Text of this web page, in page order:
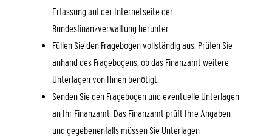
Erfassung auf der Internetseite der
Bundesfinanzverwaltung herunter.
Füllen Sie den Fragebogen vollständig aus. Prüfen Sie
anhand des Fragebogens, ob das Finanzamt weitere
Unterlagen von Ihnen benötigt.
Senden Sie den Fragebogen und eventuelle Unterlagen
an Ihr Finanzamt. Das Finanzamt prüft Ihre Angaben
und gegebenenfalls müssen Sie Unterlagen